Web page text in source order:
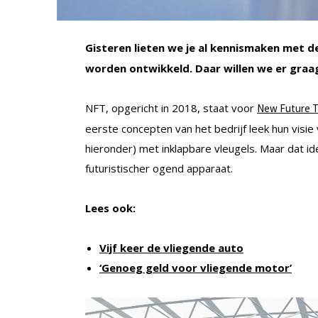
Gisteren lieten we je al kennismaken met
worden ontwikkeld. Daar willen we er
NFT, opgericht in 2018, staat voor New Future
eerste concepten van het bedrijf leek hun
hieronder) met inklapbare vleugels. Maar dat
futuristischer ogend apparaat.
Lees ook:
Vijf keer de vliegende auto
‘Genoeg geld voor vliegende motor’